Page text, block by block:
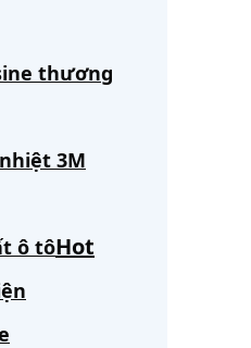
thương
3M
ô tô